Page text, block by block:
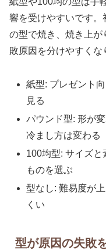
響を受けやすいです
の型で焼き、焼き上
敗原因を分けやすくな
紙型: プレゼント
見る
パウンド型: 形が
冷まし方は変わる
100均型: サイズ
ものを選ぶ
型なし: 難易度が
くい
型が原因の失敗